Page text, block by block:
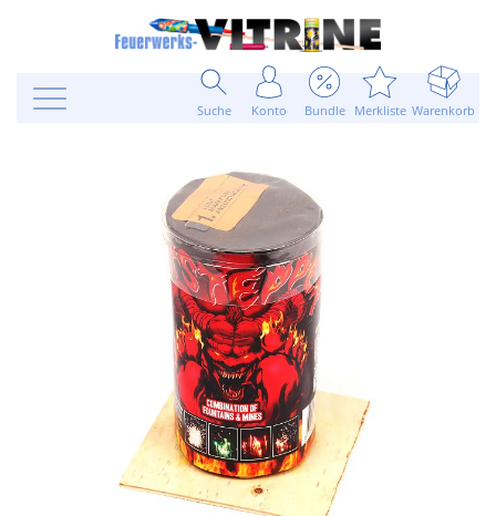
Suche Konto Bundle Merkliste Warenkorb